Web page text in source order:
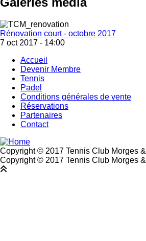
Rénovation court - octobre 2017
7 oct 2017 - 14:00
Footer
Accueil
Devenir Membre
Tennis
Padel
Conditions générales de vente
Réservations
Partenaires
Contact
Copyright © 2017 Tennis Club Morges &
Copyright © 2017 Tennis Club Morges &